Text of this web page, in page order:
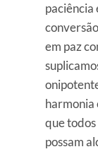
paciência
em paz
harmonia
que todos
possam